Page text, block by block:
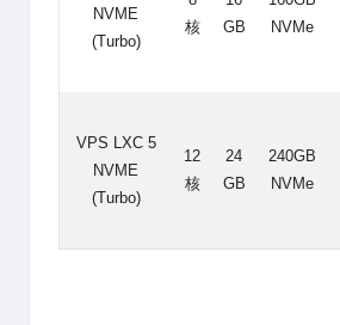
NVME
(Turbo)
核
GB
NVMe
VPS LXC 5
NVME
(Turbo)
12
核
24
GB
240GB
NVMe